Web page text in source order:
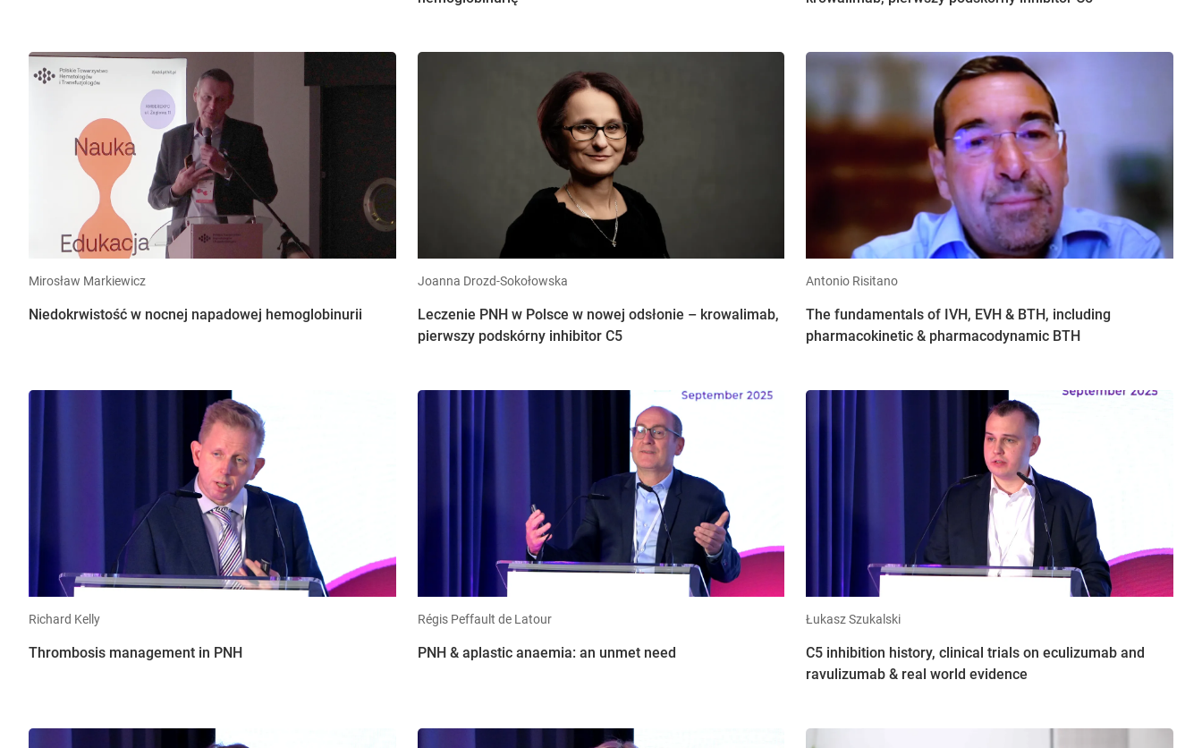
Mirosław Markiewicz
Niedokrwistość w nocnej napadowej hemoglobinurii
Joanna Drozd-Sokołowska
Leczenie PNH w Polsce w nowej odsłonie – krowalimab,
pierwszy podskórny inhibitor C5
Antonio Risitano
The fundamentals of IVH, EVH & BTH, including
pharmacokinetic & pharmacodynamic BTH
Richard Kelly
Thrombosis management in PNH
Régis Peffault de Latour
PNH & aplastic anaemia: an unmet need
Łukasz Szukalski
C5 inhibition history, clinical trials on eculizumab and
ravulizumab & real world evidence